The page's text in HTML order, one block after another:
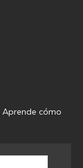
Aprende cómo